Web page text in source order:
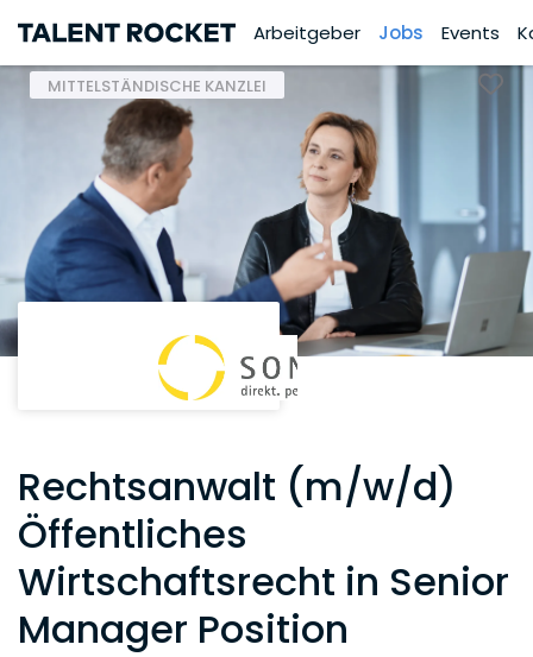
Arbeitgeber Jobs Events
MITTELSTÄNDISCHE KANZLEI
Rechtsanwalt (m/w/d)
Öffentliches
Wirtschaftsrecht in Senior
Manager Position